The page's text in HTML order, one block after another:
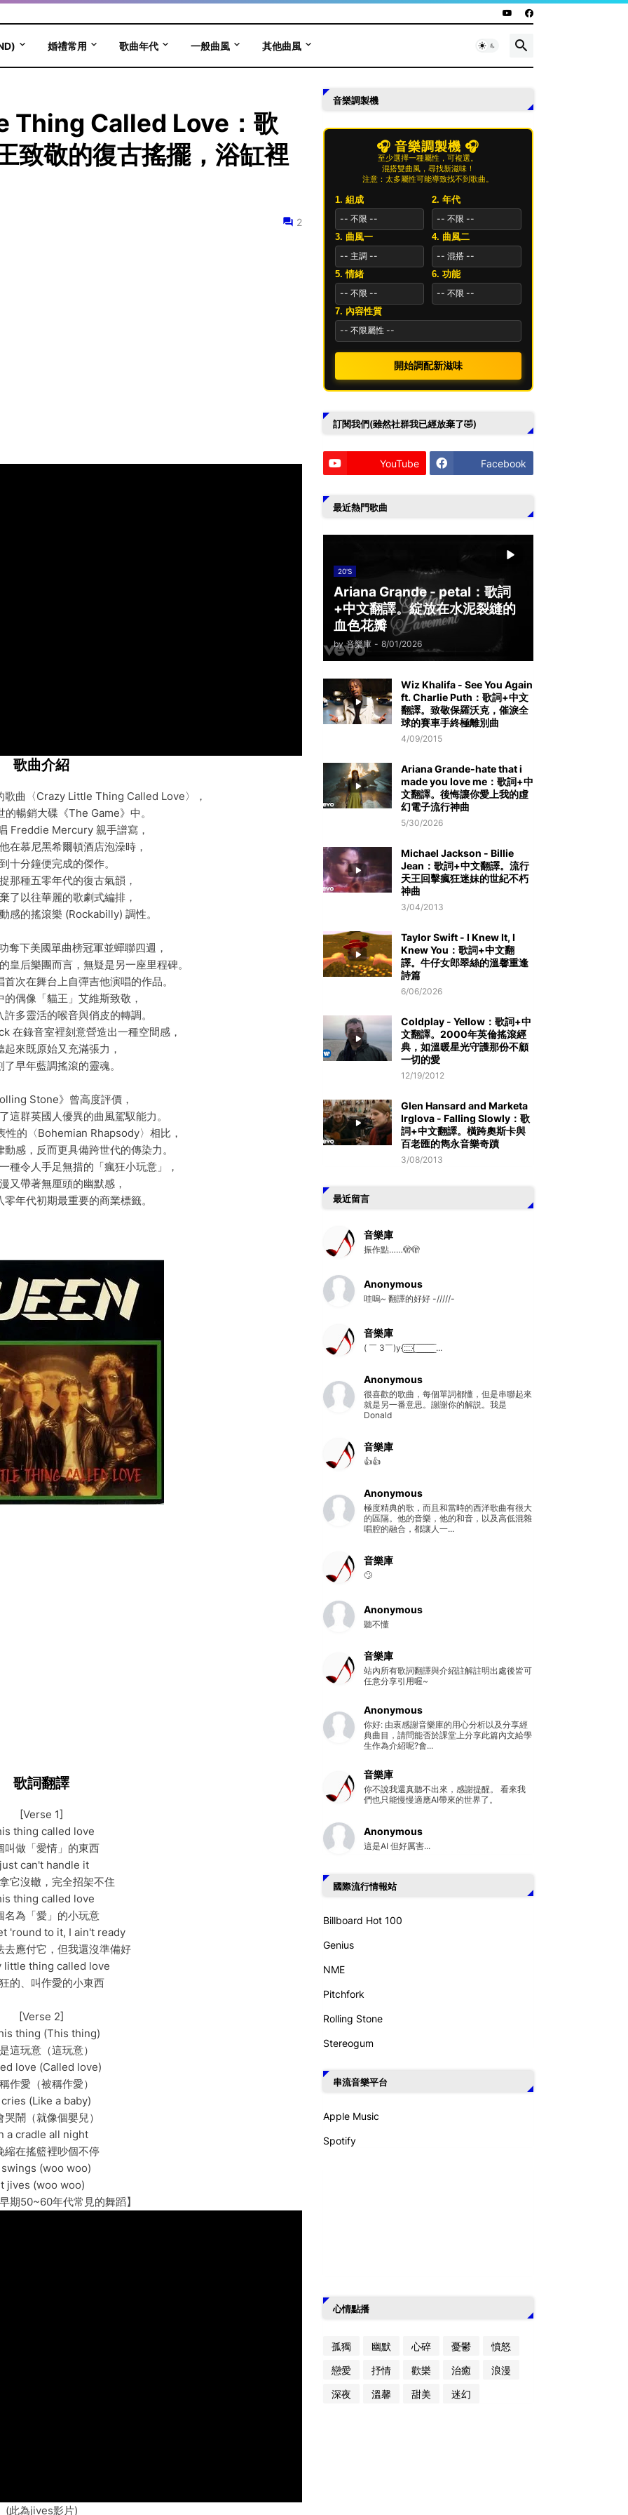
婚禮常用 歌曲年代 一般曲風 其他曲風
Called Love：歌
致敬的復古搖擺，浴缸裡
2
歌曲介紹
歌曲〈Crazy Little Thing Called Love〉，
暢銷大碟《The Game》中。
Freddie Mercury 親手譜寫，
在慕尼黑希爾頓酒店泡澡時，
十分鐘便完成的傑作。
那種五零年代的復古氣韻，
了以往華麗的歌劇式編排，
感的搖滾樂 (Rockabilly) 調性。
奪下美國單曲榜冠軍並蟬聯四週，
皇后樂團而言，無疑是另一座里程碑。
次在舞台上自彈吉他演唱的作品。
的偶像「貓王」艾維斯致敬，
多靈活的喉音與俏皮的轉調。
在錄音室裡刻意營造出一種空間感，
起來既原始又充滿張力，
了早年藍調搖滾的靈魂。
Stone》曾高度評價，
這群英國人優異的曲風駕馭能力。
性的〈Bohemian Rhapsody〉相比，
感，反而更具備跨世代的傳染力。
種令人手足無措的「瘋狂小玩意」，
又帶著無厘頭的幽默感，
年代初期最重要的商業標籤。
歌詞翻譯
[Verse 1]
thing called love
叫做「愛情」的東西
can't handle it
它沒轍，完全招架不住
thing called love
名為「愛」的小玩意
'round to it, I ain't ready
去應付它，但我還沒準備好
little thing called love
的、叫作愛的小東西
[Verse 2]
thing (This thing)
這玩意（這玩意）
love (Called love)
作愛（被稱作愛）
(Like a baby)
哭鬧（就像個嬰兒）
a cradle all night
縮在搖籃裡吵個不停
swings (woo woo)
jives (woo woo)
期50~60年代常見的舞蹈】
(此為jives影片)
音樂調製機
🎧 音樂調製機 🎧
至少選擇一種屬性，可複選。
混搭雙曲風，尋找新滋味！
注意：太多屬性可能導致找不到歌曲。
1. 組成 2. 年代
3. 曲風一 4. 曲風二
5. 情緒 6. 功能
7. 內容性質
開始調配新滋味
訂閱我們(雖然社群我已經放棄了🤣)
YouTube Facebook
最近熱門歌曲
20'S
Ariana Grande - petal：歌詞
+中文翻譯。綻放在水泥裂縫的
血色花瓣
by 音樂庫 - 8/01/2026
Wiz Khalifa - See You Again
ft. Charlie Puth：歌詞+中文
翻譯。致敬保羅沃克，催淚全
球的賽車手終極離別曲
4/09/2015
Ariana Grande-hate that i
made you love me：歌詞+中
文翻譯。後悔讓你愛上我的虛
幻電子流行神曲
5/30/2026
Michael Jackson - Billie
Jean：歌詞+中文翻譯。流行
天王回擊瘋狂迷妹的世紀不朽
神曲
3/04/2013
Taylor Swift - I Knew It, I
Knew You：歌詞+中文翻
譯。牛仔女郎翠絲的溫馨重逢
詩篇
6/06/2026
Coldplay - Yellow：歌詞+中
文翻譯。2000年英倫搖滾經
典，如溫暖星光守護那份不顧
一切的愛
12/19/2012
Glen Hansard and Marketa
Irglova - Falling Slowly：歌
詞+中文翻譯。橫跨奧斯卡與
百老匯的雋永音樂奇蹟
3/08/2013
最近留言
音樂庫
振作點……🫣🫣
Anonymous
哇嗚~ 翻譯的好好 -/////-
音樂庫
( ￣ 3￣)y{:̲̅:̲̅:̲̅:̲̅{ ̲̅ ̲̅ ̲̅ ̲̅ ̲̅ ̲̅ ̲̅ ̲̅ ̲̅ ...
Anonymous
很喜歡的歌曲，每個單詞都懂，但是串聯起來
就是另一番意思。謝謝你的解説。我是
Donald
音樂庫
👍👍
Anonymous
極度精典的歌，而且和當時的西洋歌曲有很大
的區隔。他的音樂，他的和音，以及高低混雜
唱腔的融合，都讓人一...
音樂庫
🙄
Anonymous
聽不懂
音樂庫
站內所有歌詞翻譯與介紹註解註明出處後皆可
任意分享引用喔~
Anonymous
你好: 由衷感謝音樂庫的用心分析以及分享經
典曲目，請問能否於課堂上分享此篇內文給學
生作為介紹呢?會...
音樂庫
你不說我還真聽不出來，感謝提醒。 看來我
們也只能慢慢適應AI帶來的世界了。
Anonymous
這是AI 但好厲害...
國際流行情報站
Billboard Hot 100
Genius
NME
Pitchfork
Rolling Stone
Stereogum
串流音樂平台
Apple Music
Spotify
心情點播
孤獨 幽默 心碎 憂鬱
憤怒
戀愛
抒情 歡樂 治癒
浪漫
深夜
溫馨 甜美 迷幻